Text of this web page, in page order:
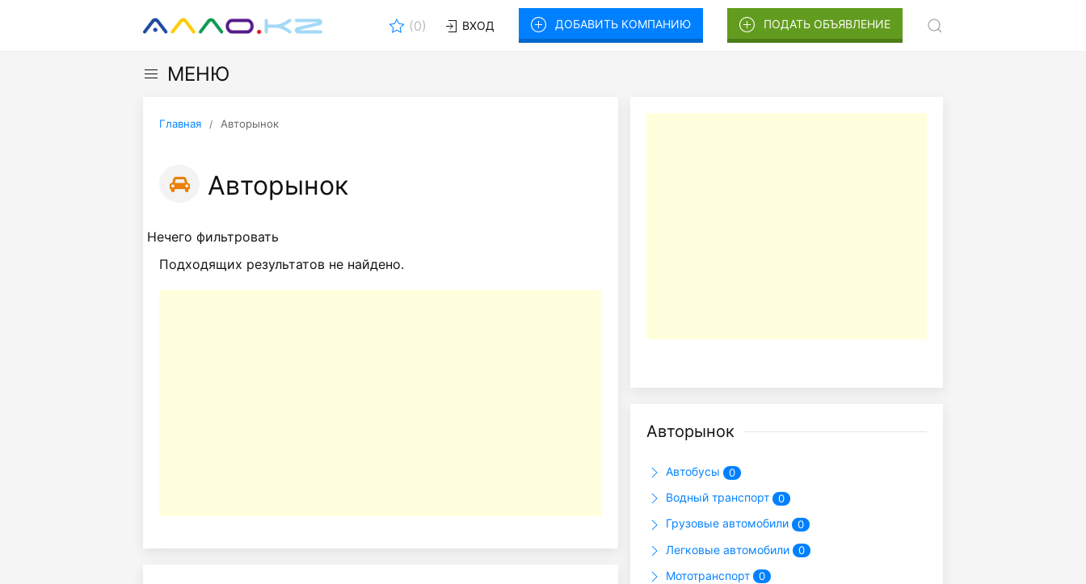
(0) ВХОД ДОБАВИТЬ КОМПАНИЮ ПОДАТЬ ОБЪЯВЛЕНИЕ
МЕНЮ
Главная Авторынок
Авторынок
Нечего фильтровать
Подходящих результатов не найдено.
Авторынок
Автобусы 0
Водный транспорт 0
Грузовые автомобили 0
Легковые автомобили 0
Мототранспорт 0